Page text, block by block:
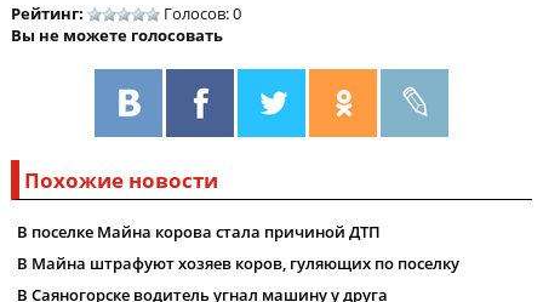
Рейтинг:
Голосов: 0
Вы не можете голосовать
Похожие новости
В поселке Майна корова стала причиной ДТП
В Майна штрафуют хозяев коров, гуляющих по поселку
В Саяногорске водитель угнал машину у друга